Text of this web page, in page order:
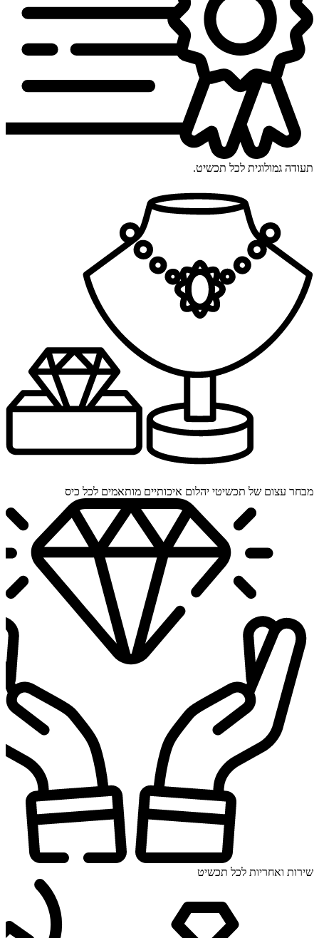
תעודה גמולוגית לכל תכשיט.
מבחר עצום של תכשיטי יהלום איכותיים מותאמים לכל כיס
שירות ואחריות לכל תכשיט